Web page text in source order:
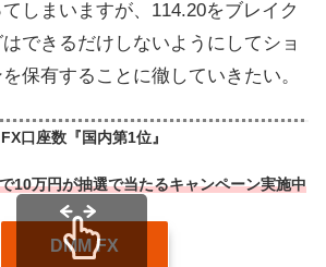
しまいますが、114.20をブレイク
できるだけしないようにしてショ
保有することに徹していきたい。
FX口座数『国内第1位』
10万円が抽選で当たるキャンペーン実施中
DMM FX